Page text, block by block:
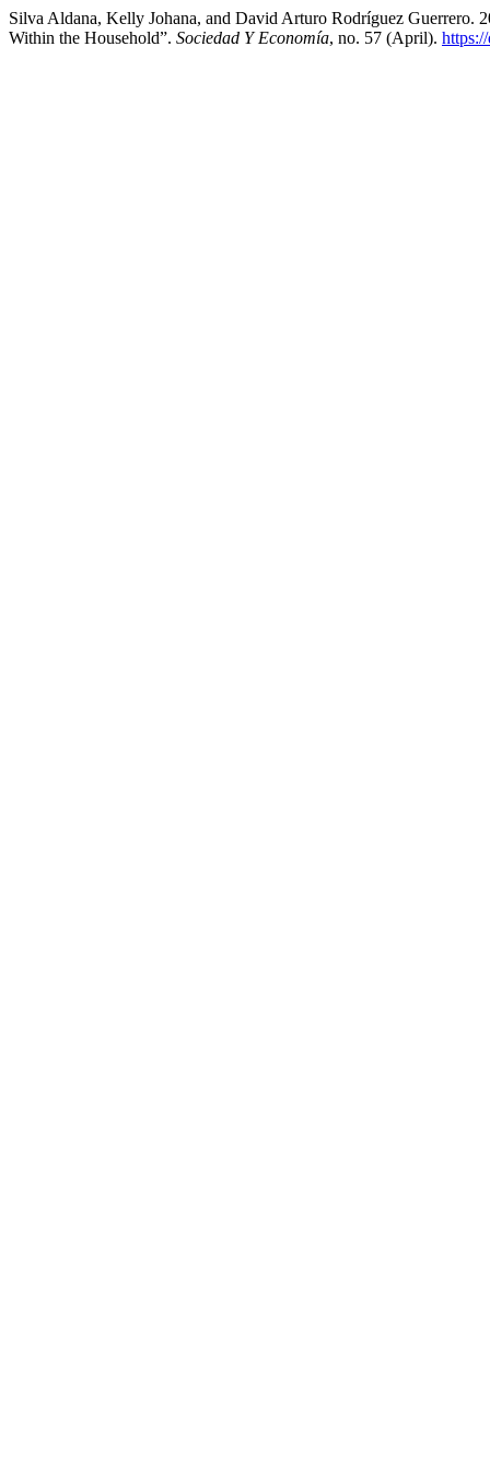
Silva Aldana, Kelly Johana, and David Arturo Rodríguez Guerrero.
Within the Household”. Sociedad Y Economía, no. 57 (April).